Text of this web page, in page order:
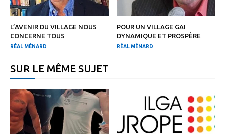
L’AVENIR DU VILLAGE NOUS
CONCERNE TOUS
RÉAL MÉNARD
POUR UN VILLAGE GAI
DYNAMIQUE ET PROSPÈRE
RÉAL MÉNARD
SUR LE MÊME SUJET